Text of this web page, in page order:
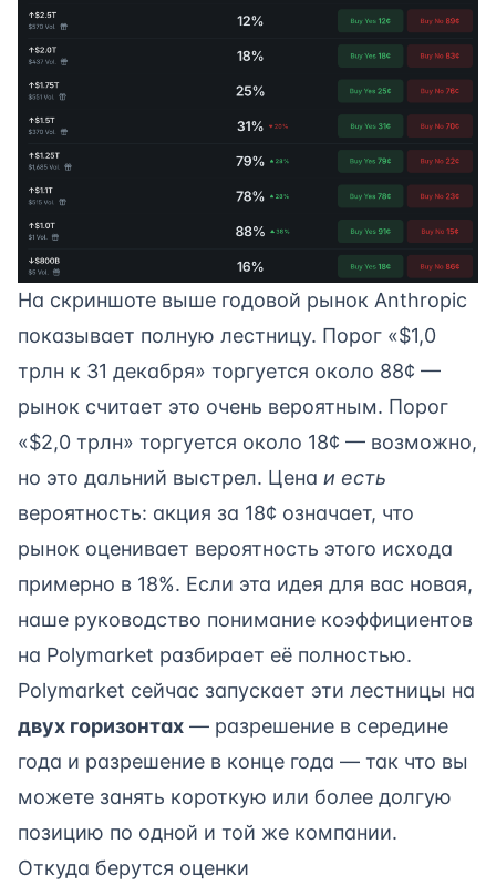
На скриншоте выше годовой рынок Anthropic
показывает полную лестницу. Порог «$1,0
трлн к 31 декабря» торгуется около 88¢ —
рынок считает это очень вероятным. Порог
«$2,0 трлн» торгуется около 18¢ — возможно,
но это дальний выстрел. Цена и есть
вероятность: акция за 18¢ означает, что
рынок оценивает вероятность этого исхода
примерно в 18%. Если эта идея для вас новая,
наше руководство понимание коэффициентов
на Polymarket разбирает её полностью.
Polymarket сейчас запускает эти лестницы на
двух горизонтах — разрешение в середине
года и разрешение в конце года — так что вы
можете занять короткую или более долгую
позицию по одной и той же компании.
Откуда берутся оценки